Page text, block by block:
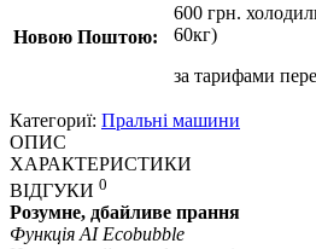
Новою Поштою:
600 грн.
60кг)
за тарифами
Категориї: Пральні машини
ОПИС
ХАРАКТЕРИСТИКИ
ВІДГУКИ 0
Розумне, дбайливе прання
Функція AI Ecobubble